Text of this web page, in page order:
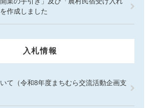
作成しました
入札情報
て（令和8年度まちむら交流活動企画支